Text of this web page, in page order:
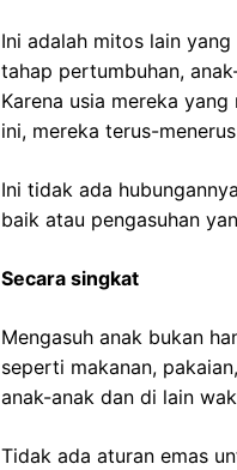
Ini adalah mitos lain
tahap pertumbuhan,
Karena usia mereka
ini, mereka terus-
Ini tidak ada
baik atau pengasuhan
Secara singkat
Mengasuh anak bukan
seperti makanan,
anak-anak dan di lain
Tidak ada aturan emas